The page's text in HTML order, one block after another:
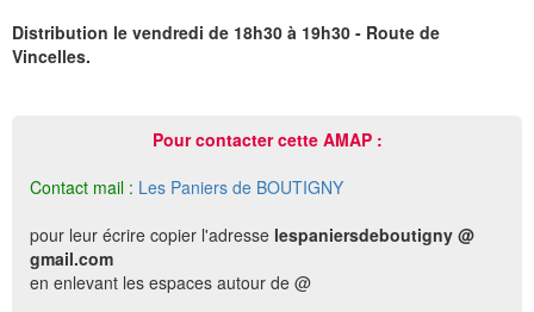
Distribution le vendredi de 18h30 à 19h30 - Route de
Vincelles.
Pour contacter cette AMAP :
Contact mail : Les Paniers de BOUTIGNY
pour leur écrire copier l'adresse lespaniersdeboutigny @
gmail.com
en enlevant les espaces autour de @